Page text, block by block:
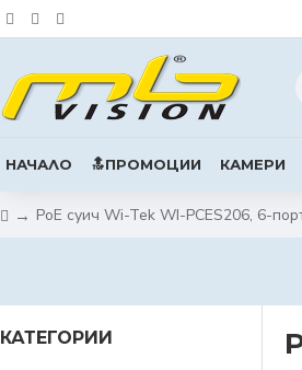
НАЧАЛО 🔝ПРОМОЦИИ КАМЕРИ
PoE суич Wi-Tek WI-PCES206, 6-
КАТЕГОРИИ